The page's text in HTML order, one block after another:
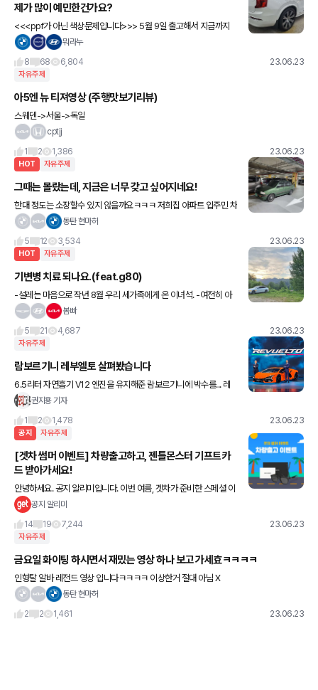
제가 많이 예민한건가요?
<<<ppf가 아닌 색상문제입니다>>> 5월 9일 출고해서 지금까지
타고다니다가 시공 보완하러 틴팅샵에 갔는데 차량 색상에서 위화감
뭐라누
8
68 6,804 23.06.23
자유주제
아5엔 뉴 티져영상 (주행맛보기리뷰)
스웨덴->서울->독일
cptjj
1
2 1,386 23.06.23
HOT 자유주제
그때는 몰랐는데, 지금은 너무 갖고 싶어지네요!
한대 정도는 소장할수 있지 않을까요ㅋㅋㅋ 저희집 아파트 입주민 차
인데 매번 볼때마다 병적관리 + 타보고 싶은 생각이 들 정도에요ㅋ동탄 현마허
5
12 3,534 23.06.23
HOT 자유주제
기변병 치료 되나요.(feat.g80)
-설레는 마음으로 작년 8월 우리 세가족에게 온 이녀석. -여전히 아
이와 아내가 좋아하는 이녀석. -처음엔 승차감 좋은것 같았는데 지날
봄빠
5
21 4,687 23.06.23
자유주제
람보르기니 레부엘토 살펴봤습니다
6.5리터 자연흡기 V12 엔진을 유지해준 람보르기니에 박수를... 레
부엘토는 람보르기니의 새로운 플래그십으로 아벤타도르의 후속 모
권지용 기자
1
2 1,478 23.06.23
공지 자유주제
[겟차 썸머 이벤트] 차량출고하고, 젠틀몬스터 기프트카
드 받아가세요!
안녕하세요. 공지 알리미입니다. 이번 여름, 겟차가 준비한 스페셜 이
벤트🏖 새로운 차량과 함께 더욱 멋지게 떠나보세요🚘 *이벤트 결
공지 알리미
14
19 7,244 23.06.23
자유주제
금요일 화이팅 하시면서 재밌는 영상 하나 보고 가세효ㅋㅋㅋㅋ
인형탈 알바 레전드 영상 입니다ㅋㅋㅋㅋ 이상한거 절대 아님 X
동탄 현마허
2
2 1,461 23.06.23